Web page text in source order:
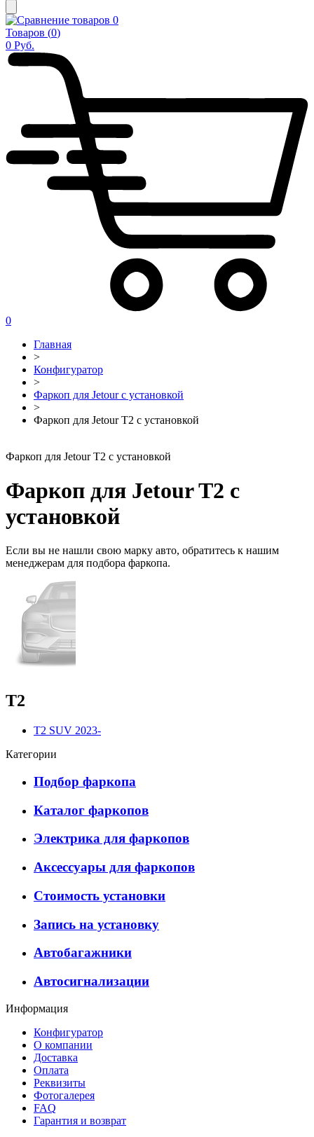
0
Товаров (0)
0 Руб.
0
Главная
>
Конфигуратор
>
Фаркоп для Jetour с установкой
>
Фаркоп для Jetour T2 с установкой
Фаркоп для Jetour T2 с установкой
Фаркоп для Jetour T2 с
установкой
Если вы не нашли свою марку авто, обратитесь к нашим
менеджерам для подбора фаркопа.
T2
T2 SUV 2023-
Категории
Подбор фаркопа
Каталог фаркопов
Электрика для фаркопов
Аксессуары для фаркопов
Стоимость установки
Запись на установку
Автобагажники
Автосигнализации
Информация
Конфигуратор
О компании
Доставка
Оплата
Реквизиты
Фотогалерея
FAQ
Гарантия и возврат